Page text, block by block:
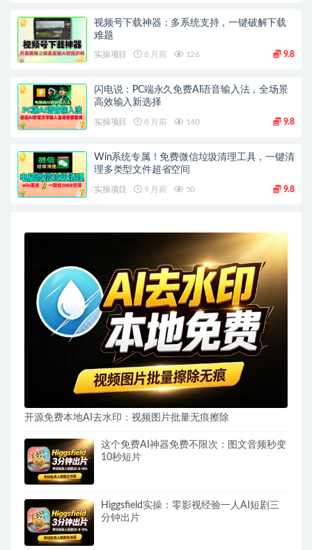
视频号下载神器：多系统支持，一键破解下载
难题
实操项目 8 月前 126 9.8
闪电说：PC端永久免费AI语音输入法，全场景
高效输入新选择
实操项目 8 月前 140 9.8
Win系统专属！免费微信垃圾清理工具，一键清
理多类型文件超省空间
实操项目 9 月前 50 9.8
开源免费本地AI去水印：视频图片批量无痕擦除
这个免费AI神器免费不限次：图文音频秒变
10秒短片
Higgsfield实操：零影视经验一人AI短剧三
分钟出片